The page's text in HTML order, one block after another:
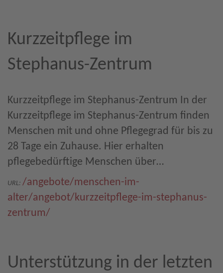
Kurzzeitpflege im
Stephanus-Zentrum
Kurzzeitpflege im Stephanus-Zentrum In der
Kurzzeitpflege im Stephanus-Zentrum finden
Menschen mit und ohne Pflegegrad für bis zu
28 Tage ein Zuhause. Hier erhalten
pflegebedürftige Menschen über…
URL: /angebote/menschen-im-
alter/angebot/kurzzeitpflege-im-stephanus-
zentrum/
Unterstützung in der letzten